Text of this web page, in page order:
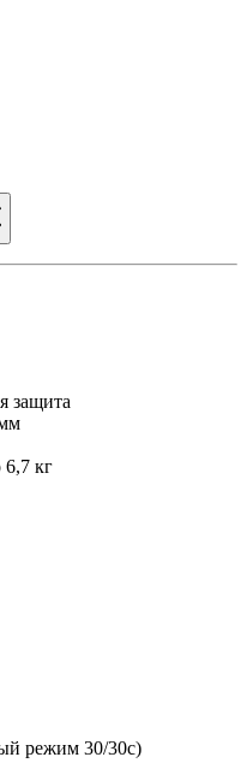
защита
6,7 кг
режим 30/30с)